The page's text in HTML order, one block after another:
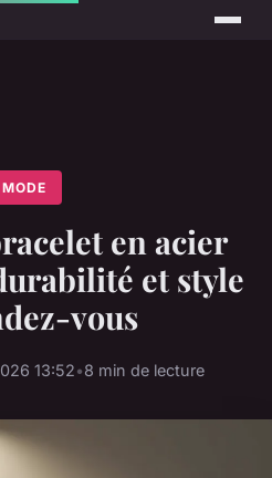
MODE
en acier
et style
vous
13:52•8 min de lecture